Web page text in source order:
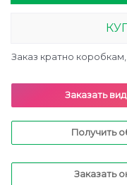
Заказ кратно
Заказать
Получить
Заказать